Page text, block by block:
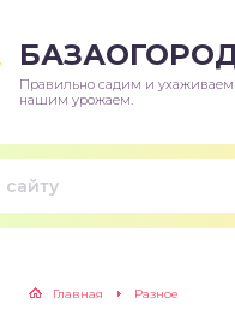
Правильно садим и ухаживаем
нашим урожаем.
Главная Разное